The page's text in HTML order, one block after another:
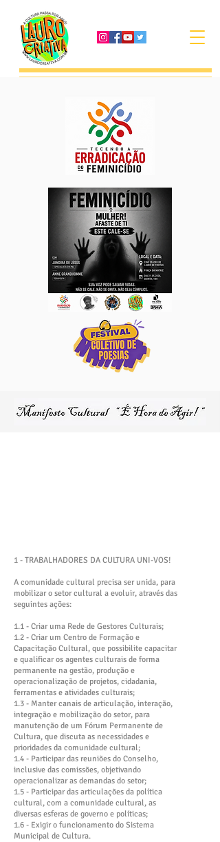
1 - TRABALHADORES DA CULTURA UNI-VOS!
A comunidade cultural precisa ser unida, para
mobilizar o setor cultural a evoluir, através das
seguintes ações:
1.1 - Criar uma Rede de Gestores Culturais;
1.2 - Criar um Centro de Formação e
Capacitação Cultural, que possibilite capacitar
e qualificar os agentes culturais de forma
permanente na gestão, produção e
operacionalização de projetos, cidadania,
ferramentas e atividades culturais;
1.3 - Manter canais de articulação, interação,
integração e mobilização do setor, para
manutenção de um Fórum Permanente de
Cultura, que discuta as necessidades e
prioridades da comunidade cultural;
1.4 - Participar das reuniões do Conselho,
inclusive das comissões, objetivando
operacionalizar as demandas do setor;
1.5 - Participar das articulações da política
cultural, com a comunidade cultural, as
diversas esferas de governo e políticas;
1.6 - Exigir o funcionamento do Sistema
Municipal de Cultura.